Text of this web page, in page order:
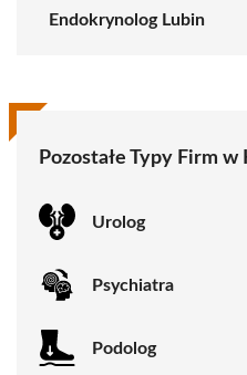
Endokrynolog Lubin
Pozostałe Typy Firm
Urolog
Psychiatra
Podolog